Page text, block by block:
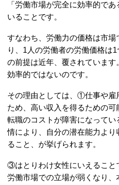
「労働市場が完全に効率的で
いることです。
すなわち、労働力の価格は市
り、1人の労働者の労働価格は
の前提は近年、覆されていま
効率的ではないのです。
その理由としては、①仕事や雇
ため、高い収入を得るための
転職のコストが障害になって
情により、自分の潜在能力よ
ること、が挙げられます。
③はとりわけ女性にいえること
労働市場での立場が弱くなり